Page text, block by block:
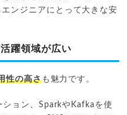
ンジニアにとって大きな安
躍領域が広い
性の高さも魅力です。
ョン、SparkやKafkaを使